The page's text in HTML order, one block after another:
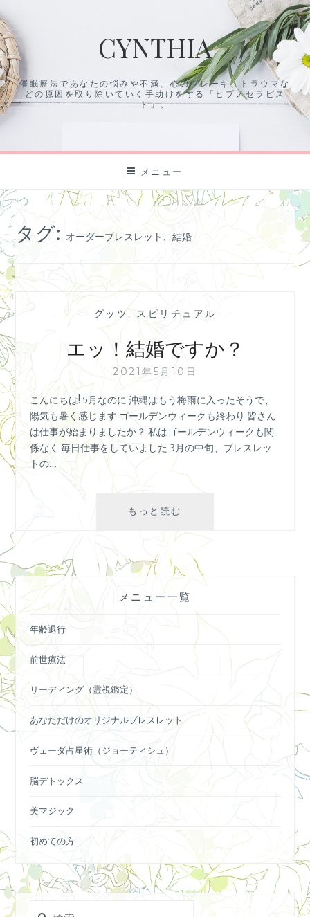
ン
テ
ン
ツ
に
ス
キ
プ
CYNTHIA
催眠療法であなたの悩みや不満、心のブレーキ、トラウマな
どの原因を取り除いていく手助けをする「ヒプノセラピス
ト」。
メニュー
タグ: オーダーブレスレット、結婚
— グッツ,スピリチュアル —
エッ！結婚ですか？
2021年5月10日
こんにちは! 5月なのに 沖縄はもう梅雨に入ったそうで、
陽気も暑く感じます ゴールデンウィークも終わり 皆さん
は仕事が始まりましたか？ 私はゴールデンウィークも関
係なく 毎日仕事をしていました 3月の中旬、ブレスレッ
トの…
もっと読む
婚
で
す
か？
メニュー一覧
年齢退行
前世療法
リーディング（霊視鑑定）
あなただけのオリジナルブレスレット
ヴェーダ占星術（ジョーティシュ）
脳デトックス
美マジック
初めての方